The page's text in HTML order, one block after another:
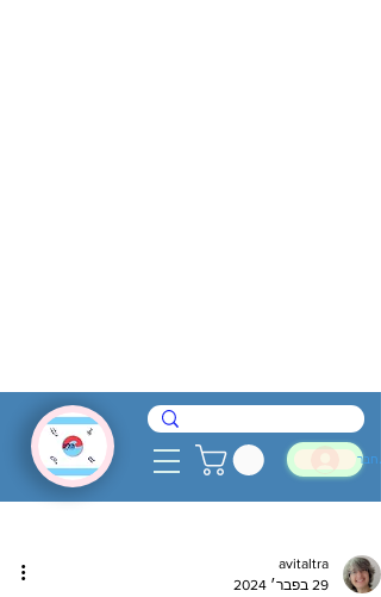
avitaltra
29 בפבר׳ 2024